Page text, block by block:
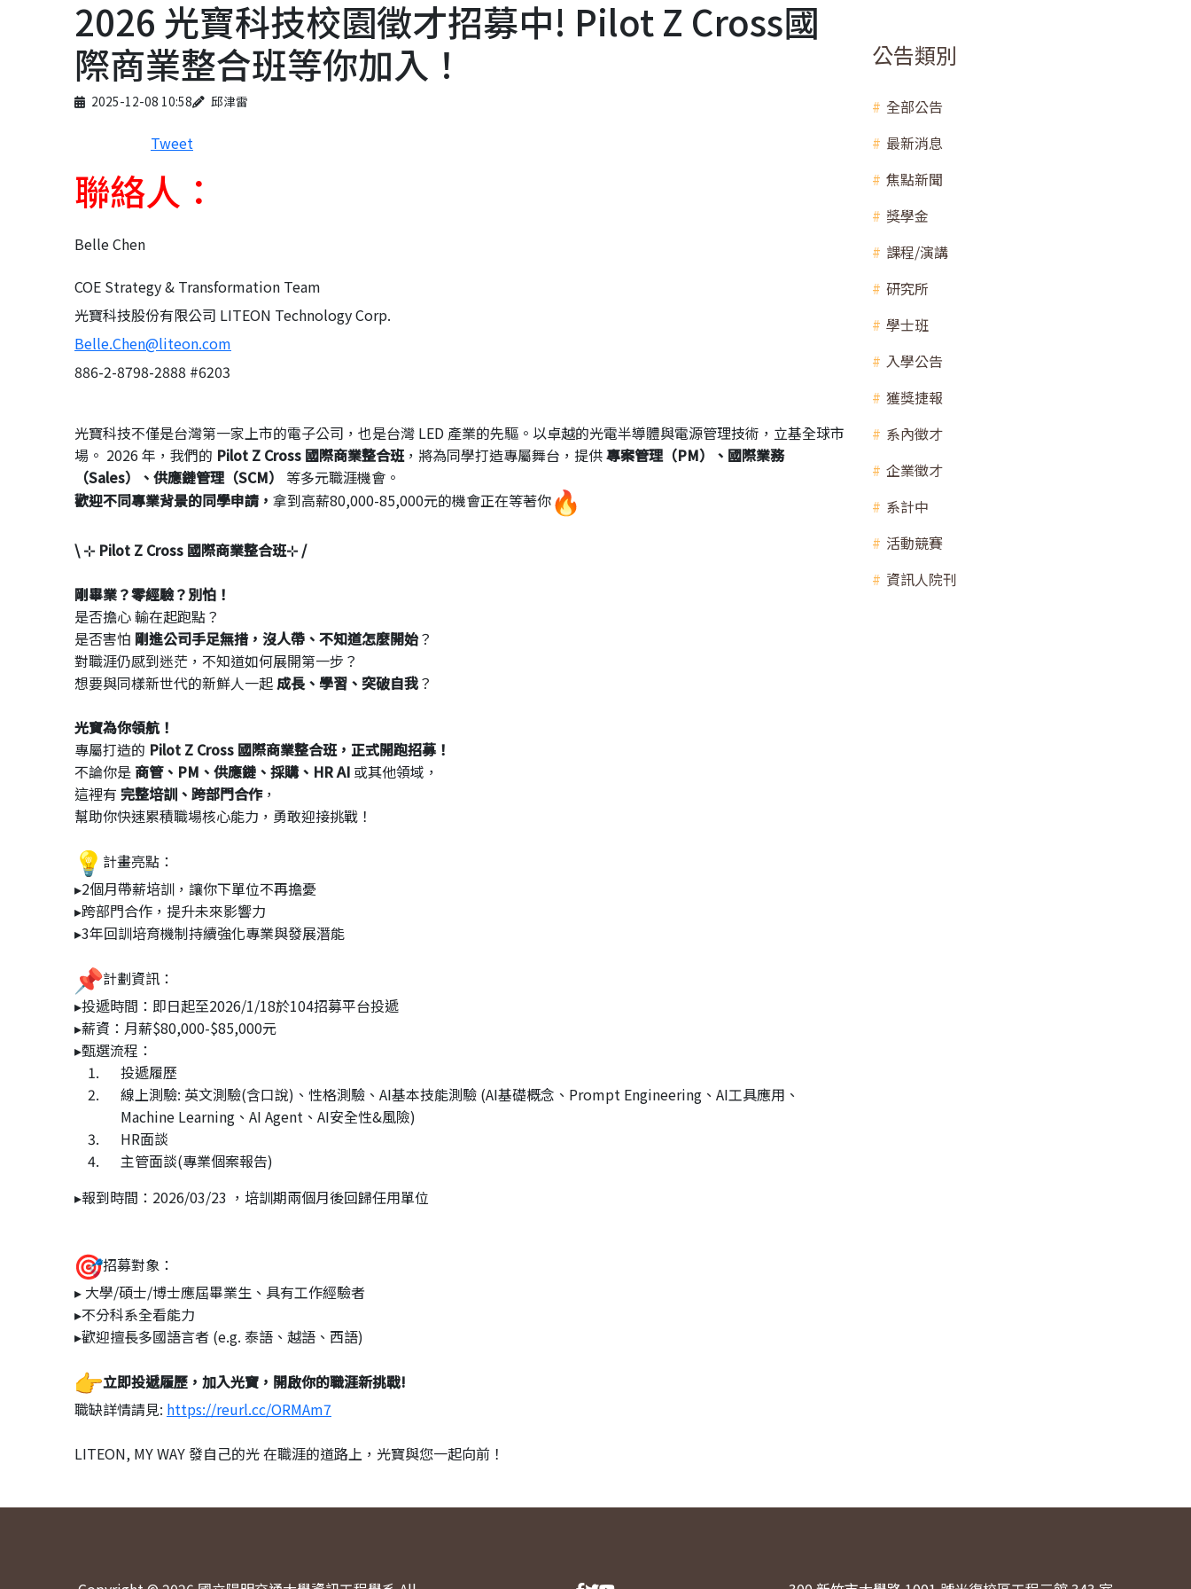
2026 光寶科技校園徵才招募中! Pilot Z Cross國
際商業整合班等你加入！
Published on
2025-12-08 10:58
Author 邱津雷
Tweet
聯絡人：
Belle Chen
COE Strategy & Transformation Team
光寶科技股份有限公司 LITEON Technology Corp.
Belle.Chen@liteon.com
886-2-8798-2888 #6203
光寶科技不僅是台灣第一家上市的電子公司，也是台灣 LED 產業的先驅。以卓越的光電半導體與電源管理技術，立基全球市
場。 2026 年，我們的 Pilot Z Cross 國際商業整合班，將為同學打造專屬舞台，提供專案管理（PM）、國際業務
（Sales）、供應鏈管理（SCM）
等多元職涯機會。
歡迎不同專業背景的同學申請， 拿到高薪80,000-85,000元的機會正在等著你
\ ⊹ Pilot Z Cross 國際商業整合班⊹ /
剛畢業？零經驗？別怕！
是否擔心 輸在起跑點？
是否害怕 剛進公司手足無措，沒人帶、不知道怎麼開始？
對職涯仍感到迷茫，不知道如何展開第一步？
想要與同樣新世代的新鮮人一起成長、學習、突破自我？
光寶為你領航！
專屬打造的 Pilot Z Cross 國際商業整合班，正式開跑招募！
不論你是 商管、PM、供應鏈、採購、HR AI 或其他領域，
這裡有 完整培訓、跨部門合作，
幫助你快速累積職場核心能力，勇敢迎接挑戰！
計畫亮點：
▸2個月帶薪培訓，讓你下單位不再擔憂
▸跨部門合作，提升未來影響力
▸3年回訓培育機制持續強化專業與發展潛能
計劃資訊：
▸投遞時間：即日起至2026/1/18於104招募平台投遞
▸薪資：月薪$80,000-$85,000元
▸甄選流程：
投遞履歷
線上測驗: 英文測驗(含口說)、性格測驗、AI基本技能測驗 (AI基礎概念、Prompt Engineering、AI工具應用、
Machine Learning、AI Agent、AI安全性&風險)
HR面談
主管面談(專業個案報告)
▸報到時間：2026/03/23 ，培訓期兩個月後回歸任用單位
招募對象：
▸ 大學/碩士/博士應屆畢業生、具有工作經驗者
▸不分科系全看能力
▸歡迎擅長多國語言者 (e.g. 泰語、越語、西語)
立即投遞履歷，加入光寶，開啟你的職涯新挑戰!
職缺詳情請見: https://reurl.cc/ORMAm7
LITEON, MY WAY 發自己的光 在職涯的道路上，光寶與您一起向前！
公告類別
全部公告
最新消息
焦點新聞
獎學金
課程/演講
研究所
學士班
入學公告
獲獎捷報
系內徵才
企業徵才
系計中
活動競賽
資訊人院刊